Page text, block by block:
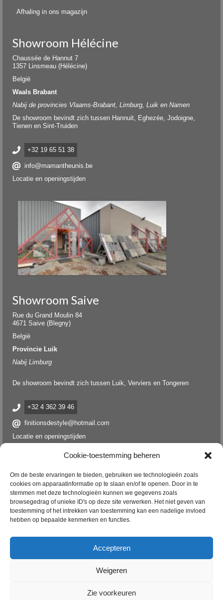
Cookie-toestemming beheren
Om de beste ervaringen te bieden, gebruiken we technologieën zoals
cookies om apparaatinformatie op te slaan en/of te openen. Door in te
stemmen met deze technologieën kunnen we gegevens zoals
browsegedrag of unieke ID's op deze site verwerken. Het niet geven van
toestemming of het intrekken van toestemming kan een nadelige invloed
hebben op bepaalde kenmerken en functies.
Accepteren
Weigeren
Zie voorkeuren
Afhaling in ons magazijn
Showroom Hélécine
Chaussée de Hannut 7
1357 Linsmeau (Hélécine)
België
Waals Brabant
Nabij de provincies Vlaams-Brabant, Limburg, Luik en Namen
De showroom bevindt zich tussen Hannuit, Eghezée, Jodoigne,
Tienen en Sint-Truiden
+32 19 65 51 38
info@mamantheunis.be
Locatie en openingstijden
Showroom Saive
Rue du Grand Moulin 84
4671 Saive (Blegny)
België
Provincie Luik
Nabij Limburg
De showroom bevindt zich tussen Luik, Verviers en Tongeren
+32 4 362 39 46
finitionsdestyle@hotmail.com
Locatie en openingstijden
Volg ons verder